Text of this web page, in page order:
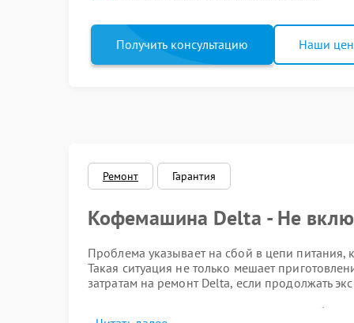
Получить консультацию Наши
Ремонт Гарантия
Кофемашина Delta - Не
Проблема указывает на сбой в цепи питания,
Такая ситуация не только мешает
затратам на ремонт Delta, если продолжать
Что может вызывать